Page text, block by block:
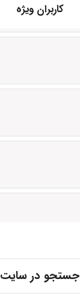
کاربران ویژه
جستجو در سایت